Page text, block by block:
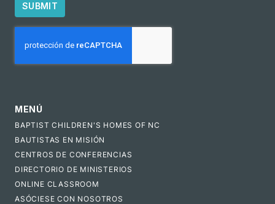
SUBMIT
MENÚ
BAPTIST CHILDREN'S HOMES OF NC
BAUTISTAS EN MISIÓN
CENTROS DE CONFERENCIAS
DIRECTORIO DE MINISTERIOS
ONLINE CLASSROOM
ASÓCIESE CON NOSOTROS